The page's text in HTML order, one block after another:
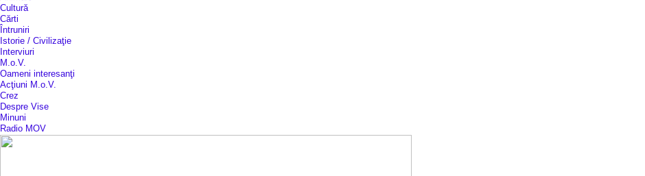
Cultură
Cărti
Întruniri
Istorie / Civilizaţie
Interviuri
M.o.V.
Oameni interesanţi
Acţiuni M.o.V.
Crez
Despre Vise
Minuni
Radio MOV